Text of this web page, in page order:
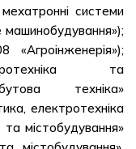
мехатронні системи
машинобудування»);
«Агроінженерія»);
та
техніка»
електротехніка
містобудування»